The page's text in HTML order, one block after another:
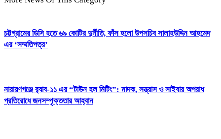
চট্টগ্রামের ডিসি হতে ৬৯ কোটির দুর্নীতি, ফাঁস হলো উপসচিব সালাহউদ্দিন আহমেদ
এর ‘সম্মতিপত্র’
নারায়ণগঞ্জে র‍্যাব-১১ এর “টাউন হল মিটিং”: মাদক, সন্ত্রাস ও সাইবার অপরাধ
প্রতিরোধে জনসম্পৃক্ততার আহ্বান